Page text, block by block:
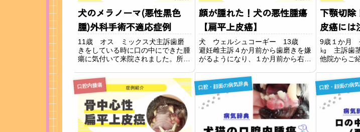
犬のメラノーマ(悪性黒色
腫)外科手術不適応症例
11歳 オス ミックス犬主訴歯磨
きをしている時に口の中にできた腫
瘍に気付いて来院されました。所見
為、鎮静剤を使用して口腔内をチェ
ックしました。右下顎第一後臼歯
（奥歯）の歯茎に盛り上がる腫瘍が
できていました。腫瘍...
顔が腫れた！犬の悪性腫瘍
【扁平上皮癌】
犬 ウェルシュコーギー 13歳
避妊雌主訴４か月前から歯磨きを嫌
がるようになり、１か月前から右上
きものができ、マズルも腫れたとい
う主訴で来院されました。所見右鼻
梁部の腫大が認められました。犬歯
の付け根には飼い...
下顎切除
皮癌には
9歳１か月
㎏ 主訴歯
他院からご
の歯茎から
瘍が存在し
とても硬く
た。また、
口腔内腫瘍 口腔・顔面の病気辞典 口腔・顔面の病